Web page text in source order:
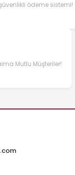
ödeme sistemi!
Mutlu Müşteriler!